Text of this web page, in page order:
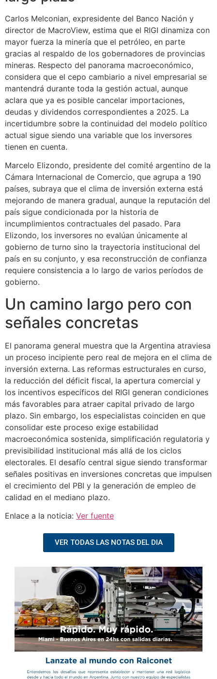
Carlos Melconian, expresidente del Banco Nación y
director de MacroView, estima que el RIGI dinamiza con
mayor fuerza la minería que el petróleo, en parte
gracias al respaldo de los gobernadores de provincias
mineras. Respecto del panorama macroeconómico,
considera que el cepo cambiario a nivel empresarial se
mantendrá durante toda la gestión actual, aunque
aclara que ya es posible cancelar importaciones,
deudas y dividendos correspondientes a 2025. La
incertidumbre sobre la continuidad del modelo político
actual sigue siendo una variable que los inversores
tienen en cuenta.
Marcelo Elizondo, presidente del comité argentino de la
Cámara Internacional de Comercio, que agrupa a 190
países, subraya que el clima de inversión externa está
mejorando de manera gradual, aunque la reputación del
país sigue condicionada por la historia de
incumplimientos contractuales del pasado. Para
Elizondo, los inversores no evalúan únicamente al
gobierno de turno sino la trayectoria institucional del
país en su conjunto, y esa reconstrucción de confianza
requiere consistencia a lo largo de varios períodos de
gobierno.
Un camino largo pero con
señales concretas
El panorama general muestra que la Argentina atraviesa
un proceso incipiente pero real de mejora en el clima de
inversión externa. Las reformas estructurales en curso,
la reducción del déficit fiscal, la apertura comercial y
los incentivos específicos del RIGI generan condiciones
más favorables para atraer capital privado de largo
plazo. Sin embargo, los especialistas coinciden en que
consolidar este proceso exige estabilidad
macroeconómica sostenida, simplificación regulatoria y
previsibilidad institucional más allá de los ciclos
electorales. El desafío central sigue siendo transformar
señales positivas en inversiones concretas que impulsen
el crecimiento del PBI y la generación de empleo de
calidad en el mediano plazo.
Enlace a la noticia: Ver fuente
VER TODAS LAS NOTAS DEL DIA